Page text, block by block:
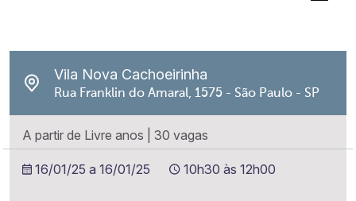
Vila Nova Cachoeirinha
Rua Franklin do Amaral, 1575 - São Paulo - SP
A partir de Livre anos 30 vagas
16/01/25 a 16/01/25 10h30 às 12h00